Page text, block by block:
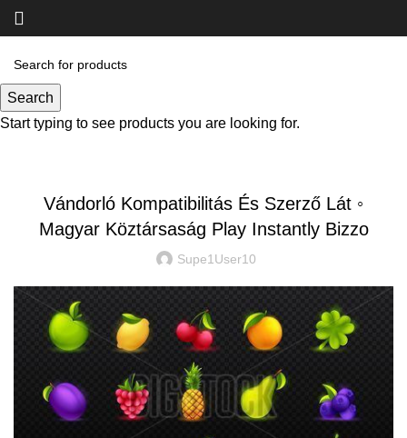
Vándorló Kompatibilitás És Szerző Lát ◦
Magyar Köztársaság Play Instantly Bizzo
Supe1User10
Search
Start typing to see products you are looking for.